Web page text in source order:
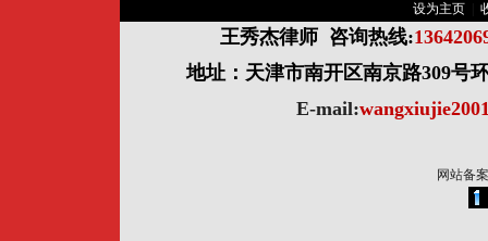
设为主页
王秀杰律师 咨询热线:
地址：天津市南开区南京路309号
E-mail:
网站备